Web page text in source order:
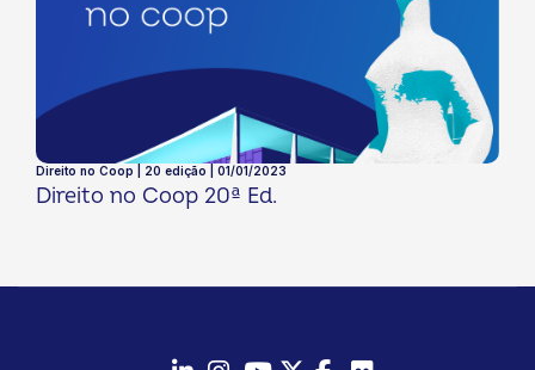
Direito no Coop | 20 edição | 01/01/2023
Direito no Coop 20ª Ed.